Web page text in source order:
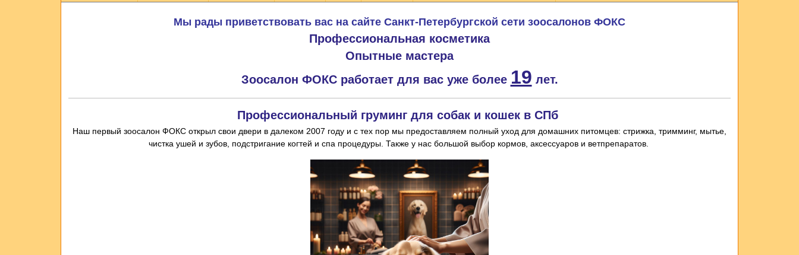
Мы рады приветствовать вас на сайте Санкт-Петербургской сети зоосалонов ФОКС
Профессиональная косметика
Опытные мастера
Зоосалон ФОКС работает для вас уже более 19 лет.
Профессиональный груминг для собак и кошек в СПб
Наш первый зоосалон ФОКС открыл свои двери в далеком 2007 году и с тех пор мы предоставляем полный уход для домашних питомцев: стрижка, тримминг, мытье,
чистка ушей и зубов, подстригание когтей и спа процедуры. Также у нас большой выбор кормов, аксессуаров и ветпрепаратов.